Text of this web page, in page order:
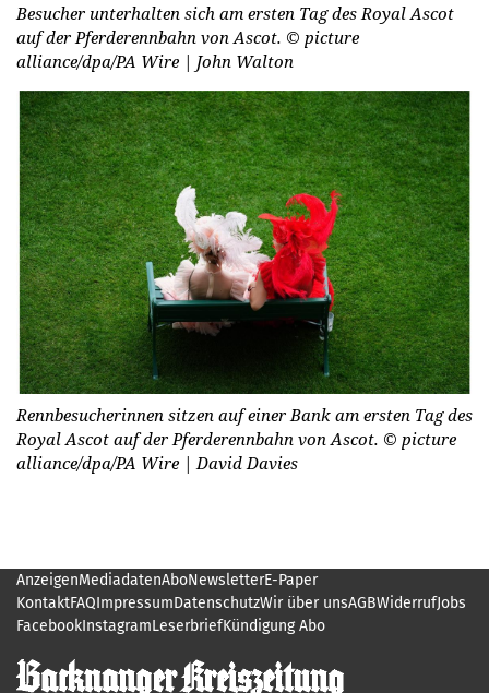
Besucher unterhalten sich am ersten Tag des Royal Ascot
auf der Pferderennbahn von Ascot. © picture
alliance/dpa/PA Wire | John Walton
Rennbesucherinnen sitzen auf einer Bank am ersten Tag des
Royal Ascot auf der Pferderennbahn von Ascot. © picture
alliance/dpa/PA Wire | David Davies
AnzeigenMediadatenAboNewsletterE-Paper
KontaktFAQImpressumDatenschutzWir über unsAGBWiderrufJobs
FacebookInstagramLeserbriefKündigung Abo